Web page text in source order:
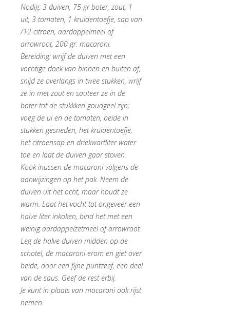
Nodig: 3 duiven, 75 gr boter, zout, 1
uit, 3 tomaten, 1 kruidentoefje, sap van
/12 citroen, aardappelmeel of
arrowroot, 200 gr. macaroni.
Bereiding: wrijf de duiven met een
vochtige doek van binnen en buiten af,
snijd ze overlangs in twee stukken, wrijf
ze in met zout en sauteer ze in de
boter tot de stukkken goudgeel zijn;
voeg de ui en de tomaten, beide in
stukken gesneden, het kruidentoefje,
het citroensap en driekwartliter water
toe en laat de duiven gaar stoven.
Kook inussen de macaroni volgens de
aanwijzingen op het pak. Neem de
duiven uit het ocht, maar houdt ze
warm. Laat het vocht tot ongeveer een
halve liter inkoken, bind het met een
weinig aardappelzetmeel of arrowroot.
Leg de halve duiven midden op de
schotel, de macaroni erom en giet over
beide, door een fijne puntzeef, een deel
van de saus. Geef de rest erbij.
Je kunt in plaats van macaroni ook rijst
nemen.